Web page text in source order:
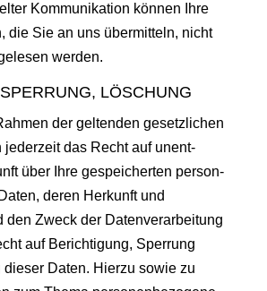
Kom­mu­nika­tion kön­nen Ihre
die Sie an uns über­mit­teln, nicht
werden.
LÖSCHUNG
der gel­tenden geset­zlichen
jed­erzeit das Recht auf unent­
über Ihre gespe­icherten per­so­n­
deren Herkun­ft und
den Zweck der Daten­ver­ar­beitung
auf Berich­ti­gung, Sper­rung
Dat­en. Hierzu sowie zu